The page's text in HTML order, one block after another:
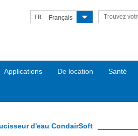
FR Français Trouvez
Applications De location Santé
d'eau CondairSoft